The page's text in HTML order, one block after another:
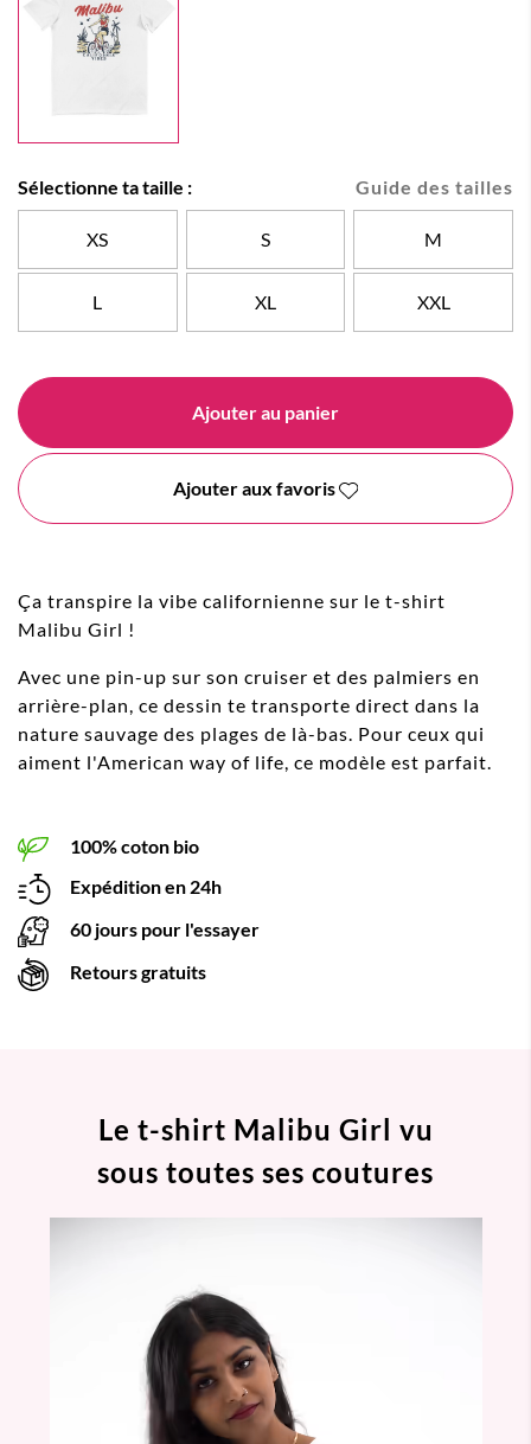
Guide des tailles
Sélectionne ta taille :
XS S M
L XL XXL
Ajouter au panier
Ajouter aux favoris
Ça transpire la vibe californienne sur le t-shirt
Malibu Girl !
Avec une pin-up sur son cruiser et des palmiers en
arrière-plan, ce dessin te transporte direct dans la
nature sauvage des plages de là-bas. Pour ceux qui
aiment l'American way of life, ce modèle est parfait.
100% coton bio
Expédition en 24h
60 jours pour l'essayer
Retours gratuits
Le t-shirt Malibu Girl vu
sous toutes ses coutures